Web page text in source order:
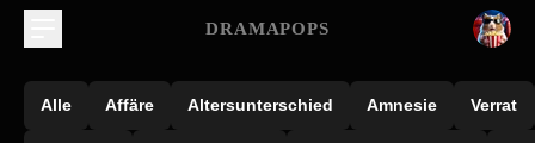
DRAMAPOPS
Alle Affäre Altersunterschied Amnesie Verrat